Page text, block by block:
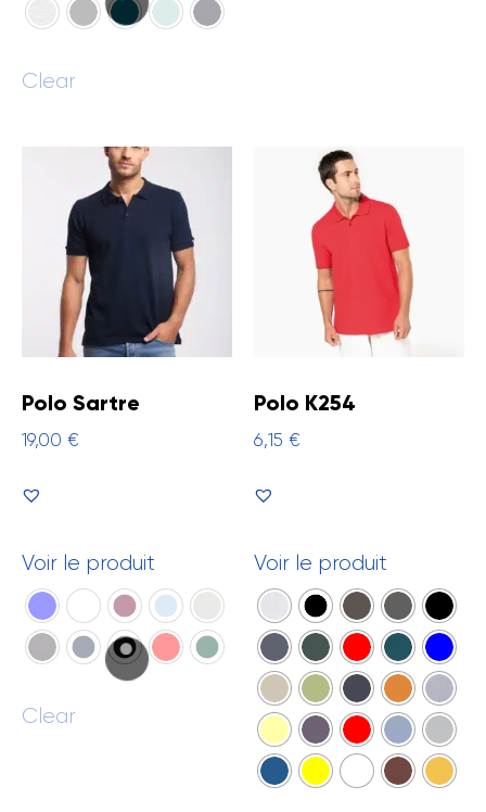
Clear
Polo Sartre
19,00 €
Voir le produit
Clear
Polo K254
6,15 €
Voir le produit